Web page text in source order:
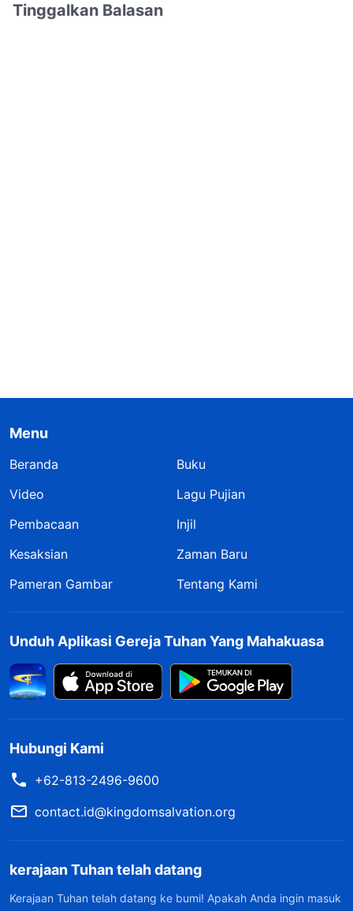
Tinggalkan Balasan
Menu
Beranda
Buku
Video
Lagu Pujian
Pembacaan
Injil
Kesaksian
Zaman Baru
Pameran Gambar
Tentang Kami
Unduh Aplikasi Gereja Tuhan Yang Mahakuasa
Hubungi Kami
+62-813-2496-9600
contact.id@kingdomsalvation.org
kerajaan Tuhan telah datang
Kerajaan Tuhan telah datang ke bumi! Apakah Anda ingin masuk